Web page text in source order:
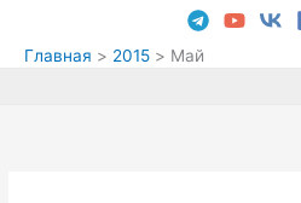
Главная 2015 Май